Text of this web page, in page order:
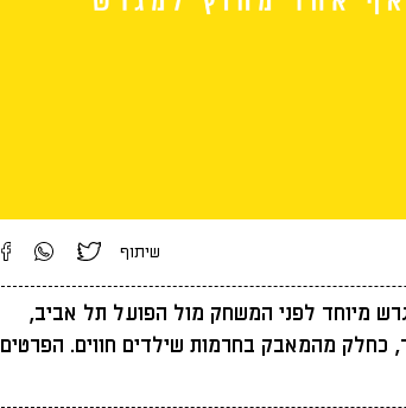
שיתוף
מיוחד לפני המשחק מול הפועל תל אביב,
16 של ליגת ווינר, כחלק מהמאבק בחרמות שילדים חווים. הפרטים